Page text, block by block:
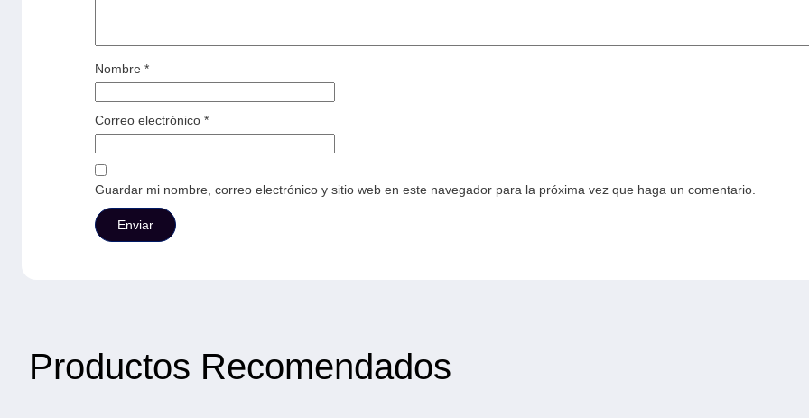
Nombre *
Correo electrónico *
Guardar mi nombre, correo electrónico y sitio web en este navegador para la próxima vez que haga un comentario.
Productos Recomendados